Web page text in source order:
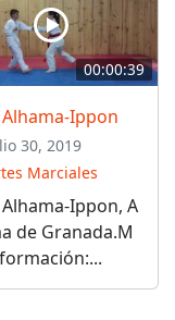
00:00:39
Ippon
30, 2019
Marciales
Ippon, A
de Granada.M